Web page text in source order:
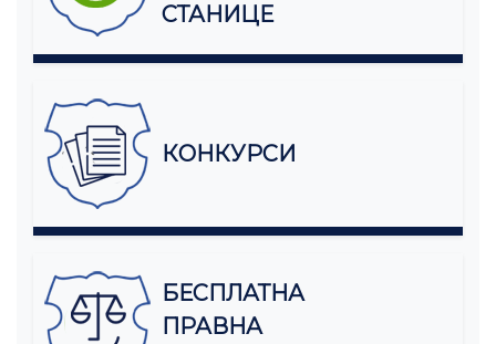
СТАНИЦЕ
КОНКУРСИ
БЕСПЛАТНА
ПРАВНА